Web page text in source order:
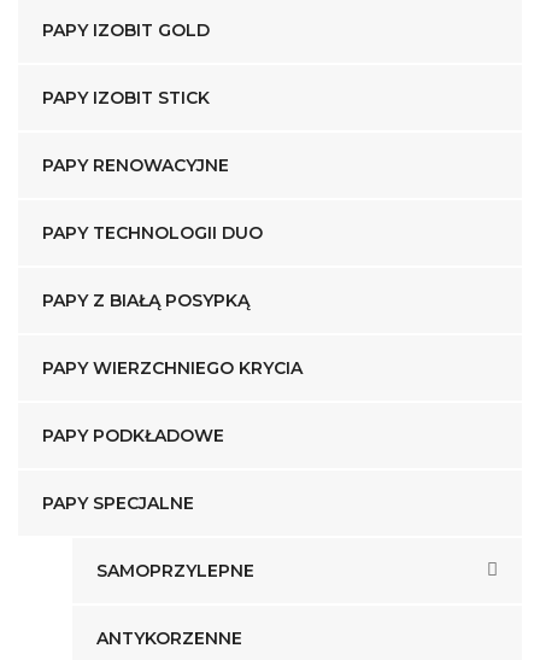
PAPY IZOBIT GOLD
PAPY IZOBIT STICK
PAPY RENOWACYJNE
PAPY TECHNOLOGII DUO
PAPY Z BIAŁĄ POSYPKĄ
PAPY WIERZCHNIEGO KRYCIA
PAPY PODKŁADOWE
PAPY SPECJALNE
SAMOPRZYLEPNE
ANTYKORZENNE